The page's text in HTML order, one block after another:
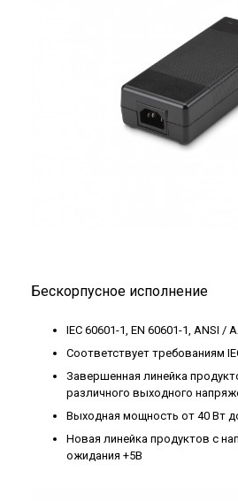
Бескорпусное исполнение
IEC 60601-1, EN 60601-1, ANSI /
Соответствует требованиям
Завершенная линейка
различного выходного
Выходная мощность от 40 Вт
Новая линейка продуктов с
ожидания +5В